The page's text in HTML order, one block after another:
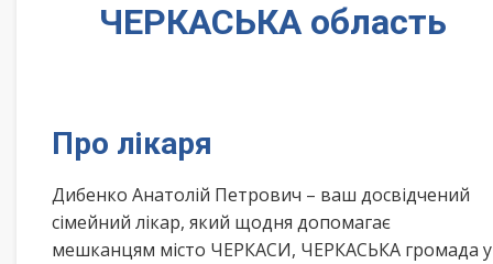
ЧЕРКАСЬКА область
Про лікаря
Дибенко Анатолій Петрович – ваш досвідчений
сімейний лікар, який щодня допомагає
мешканцям місто ЧЕРКАСИ, ЧЕРКАСЬКА громада у